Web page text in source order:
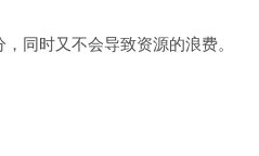
同时又不会导致资源的浪费。